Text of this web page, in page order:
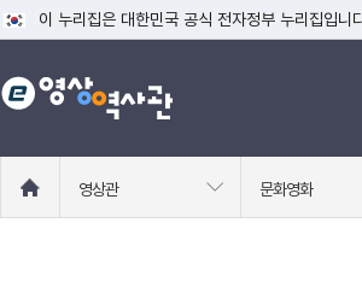
이 누리집은 대한민국 공식 전자정부 누리집입니
공식 누리집 주소 확인하기
go.kr 주소를 사용하는 누리집은 대한민국 정부
로
영상관 문화영화